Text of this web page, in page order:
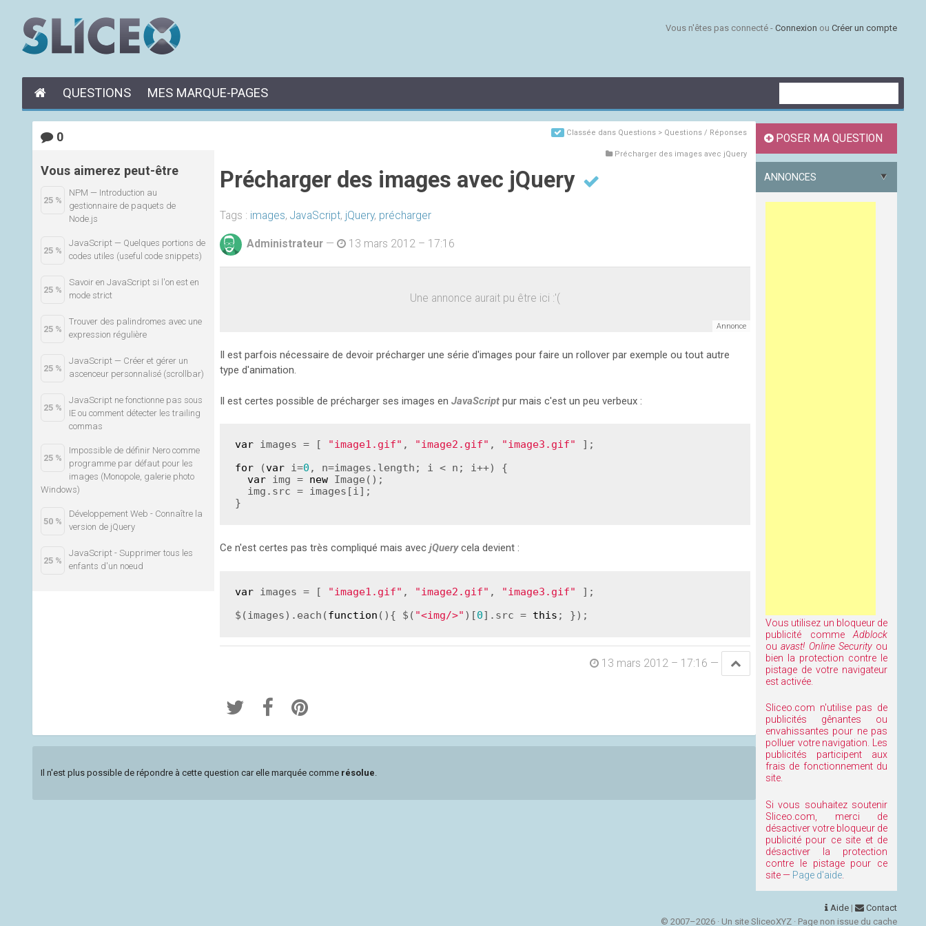
Vous n'êtes pas connecté - Connexion ou Créer un compte
QUESTIONS MES MARQUE-PAGES
Classée dans Questions > Questions / Réponses
Précharger des images avec jQuery
Précharger des images avec jQuery
Tags : images, JavaScript, jQuery, précharger
Administrateur — 13 mars 2012 – 17:16
Une annonce aurait pu être ici :'(
Il est parfois nécessaire de devoir précharger une série d'images pour faire un rollover par exemple ou tout autre
type d'animation.
Il est certes possible de précharger ses images en JavaScript pur mais c'est un peu verbeux :
var images = [ "image1.gif" , "image2.gif" , "image3.gif"
];
for (var i=0 , n=images.length; i < n; i++) {
var img = new Image();
}
Ce n'est certes pas très compliqué mais avec jQuerycela devient :
var images = [ "image1.gif" , "image2.gif" , "image3.gif"
];
$(images).each(function () { $( "<img/>" )[0].src = this ; });
13 mars 2012 – 17:16 —
0
Vous aimerez peut-être
25 %
NPM — Introduction au
gestionnaire de paquets de
Node.js
25 %
JavaScript — Quelques portions de
codes utiles (useful code snippets)
25 %
Savoir en JavaScript si l'on est en
mode strict
25 %
Trouver des palindromes avec une
expression régulière
25 %
JavaScript — Créer et gérer un
ascenceur personnalisé (scrollbar)
25 %
JavaScript ne fonctionne pas sous
IE ou comment détecter les trailing
commas
25 %
Impossible de définir Nero comme
programme par défaut pour les
images (Monopole, galerie photo
Windows)
50 %
Développement Web - Connaître la
version de jQuery
25 %
JavaScript - Supprimer tous les
enfants d'un noeud
Il n'est plus possible de répondre à cette question car elle marquée comme résolue.
POSER MA QUESTION
ANNONCES
Vous utilisez un bloqueur de
publicité comme Adblock
ouavast! Online Securityou
bien la protection contre le
pistage de votre navigateur
est activée.
Sliceo.com n'utilise pas de
publicités gênantes ou
envahissantes pour ne pas
polluer votre navigation. Les
publicités participent aux
frais de fonctionnement du
site.
Si vous souhaitez soutenir
Sliceo.com, merci de
désactiver votre bloqueur de
publicité pour ce site et de
désactiver la protection
contre le pistage pour ce
site — Page d'aide
Aide |
Contact
© 2007–2026 · Un site SliceoXYZ · Page non issue du cache